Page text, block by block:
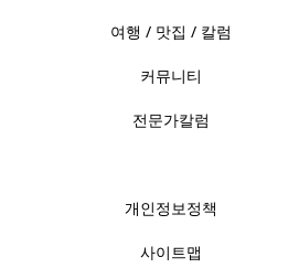
여행 / 맛집 / 칼럼
커뮤니티
전문가칼럼
개인정보정책
사이트맵